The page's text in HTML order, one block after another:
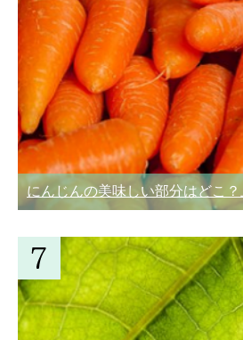
にんじんの美味しい部分はどこ